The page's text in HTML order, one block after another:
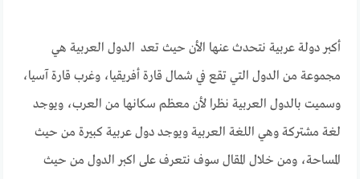
أكبر دولة عربية نتحدث عنها الأن حيث تعد الدول العربية هي
مجموعة من الدول التي تقع في شمال قارة أفريقيا، وغرب قارة آسيا،
وسميت بالدول العربية نظرا لأن معظم سكانها من العرب، ويوجد
لغة مشتركة وهي اللغة العربية ويوجد دول عربية كبيرة من حيث
المساحة، ومن خلال المقال سوف نتعرف على اكبر الدول من حيث